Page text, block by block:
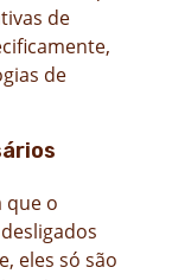
de
de
que o
eles só são